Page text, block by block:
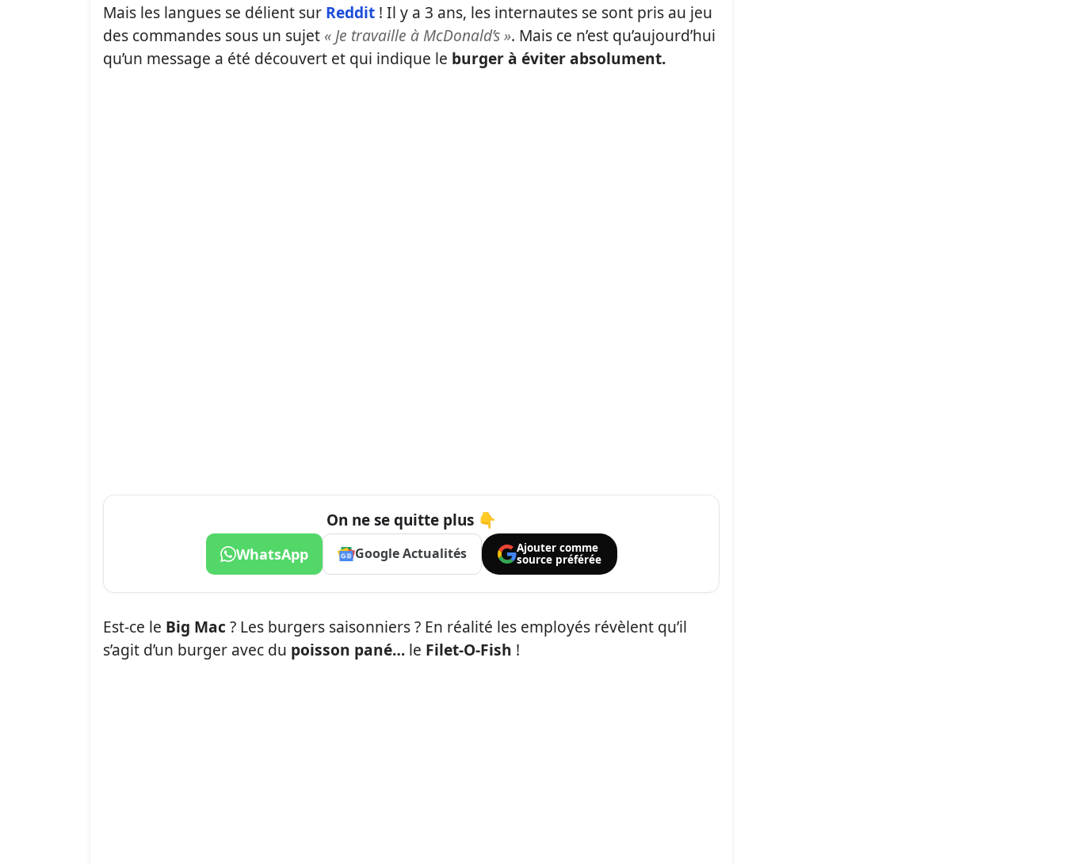
Mais les langues se délient sur Reddit ! Il y a 3 ans, les internautes se sont pris au jeu
des commandes sous un sujet « Je travaille à McDonald’s ». Mais ce n’est qu’aujourd’hui
qu’un message a été découvert et qui indique le burger à éviter absolument.
On ne se quitte plus 👇
WhatsApp Google Actualités
Ajouter comme
source préférée
Est-ce le Big Mac ? Les burgers saisonniers ? En réalité les employés révèlent qu’il
s’agit d’un burger avec du poisson pané… le Filet-O-Fish !